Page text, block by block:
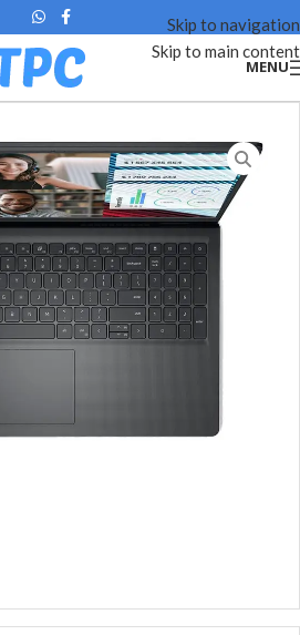
Skip to navigation
Skip to main content
MENU